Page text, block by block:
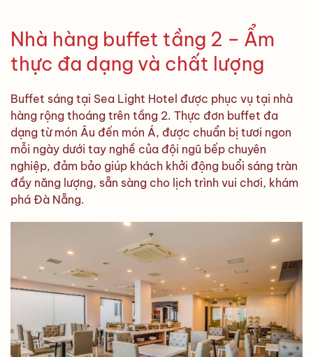
Nhà hàng buffet tầng 2 – Ẩm
thực đa dạng và chất lượng
Buffet sáng tại Sea Light Hotel được phục vụ tại nhà
hàng rộng thoáng trên tầng 2. Thực đơn buffet đa
dạng từ món Âu đến món Á, được chuẩn bị tươi ngon
mỗi ngày dưới tay nghề của đội ngũ bếp chuyên
nghiệp, đảm bảo giúp khách khởi động buổi sáng tràn
đầy năng lượng, sẵn sàng cho lịch trình vui chơi, khám
phá Đà Nẵng.